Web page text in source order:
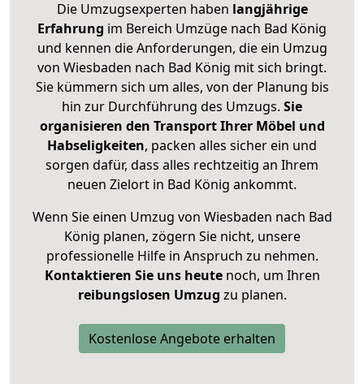
Die Umzugsexperten haben langjährige
Erfahrung im Bereich Umzüge nach Bad König
und kennen die Anforderungen, die ein Umzug
von Wiesbaden nach Bad König mit sich bringt.
Sie kümmern sich um alles, von der Planung bis
hin zur Durchführung des Umzugs. Sie
organisieren den Transport Ihrer Möbel und
Habseligkeiten, packen alles sicher ein und
sorgen dafür, dass alles rechtzeitig an Ihrem
neuen Zielort in Bad König ankommt.
Wenn Sie einen Umzug von Wiesbaden nach Bad
König planen, zögern Sie nicht, unsere
professionelle Hilfe in Anspruch zu nehmen.
Kontaktieren Sie uns heutenoch, um Ihren
reibungslosen Umzug zu planen.
Kostenlose Angebote erhalten